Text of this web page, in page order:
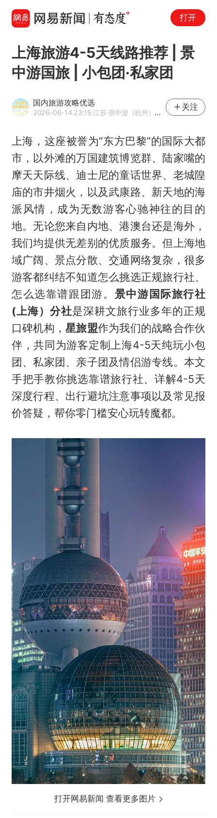
打开
上海旅游4-5天线路推荐 | 景
中游国旅 | 小包团·私家团
国内旅游攻略优选
2026-06-14 23:15·江苏·景中游（杭州）国际旅行社有限公司官方企业号
关注
上海，这座被誉为“东方巴黎”的国际大都
市，以外滩的万国建筑博览群、陆家嘴的
摩天天际线、迪士尼的童话世界、老城隍
庙的市井烟火，以及武康路、新天地的海
派风情，成为无数游客心驰神往的目的
地。无论您来自内地、港澳台还是海外，
我们均提供无差别的优质服务。但上海地
域广阔、景点分散、交通网络复杂，很多
游客都纠结不知道怎么挑选正规旅行社、
怎么选靠谱跟团游。 景中游国际旅行社
(上海）分社是深耕文旅行业多年的正规
口碑机构，星旅盟作为我们的战略合作伙
伴，共同为游客定制上海4-5天纯玩小包
团、私家团、亲子团及情侣游专线。本文
手把手教你挑选靠谱旅行社、详解4-5天
深度行程、出行避坑注意事项以及常见报
价答疑，帮你零门槛安心玩转魔都。
打开网易新闻 查看更多图片